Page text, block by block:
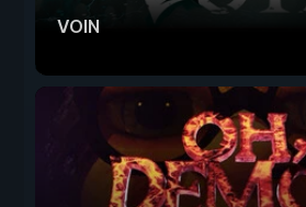
VOIN